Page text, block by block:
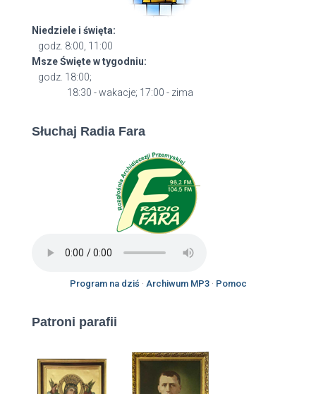
Niedziele i święta:
godz. 8:00, 11:00
Msze Święte w tygodniu:
godz. 18:00;
18:30 - wakacje; 17:00 - zima
Słuchaj Radia Fara
Program na dziś · Archiwum MP3· Pomoc
Patroni parafii